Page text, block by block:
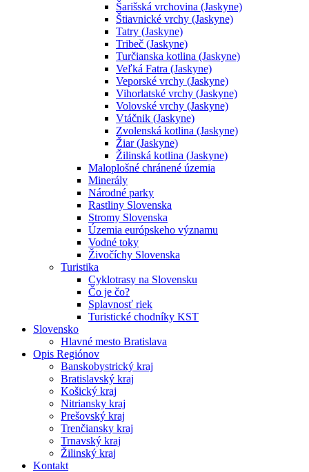
Šarišská vrchovina (Jaskyne)
Štiavnické vrchy (Jaskyne)
Tatry (Jaskyne)
Tribeč (Jaskyne)
Turčianska kotlina (Jaskyne)
Veľká Fatra (Jaskyne)
Veporské vrchy (Jaskyne)
Vihorlatské vrchy (Jaskyne)
Volovské vrchy (Jaskyne)
Vtáčnik (Jaskyne)
Zvolenská kotlina (Jaskyne)
Žiar (Jaskyne)
Žilinská kotlina (Jaskyne)
Maloplošné chránené územia
Minerály
Národné parky
Rastliny Slovenska
Stromy Slovenska
Územia európskeho významu
Vodné toky
Živočíchy Slovenska
Turistika
Cyklotrasy na Slovensku
Čo je čo?
Splavnosť riek
Turistické chodníky KST
Slovensko
Hlavné mesto Bratislava
Opis Regiónov
Banskobystrický kraj
Bratislavský kraj
Košický kraj
Nitriansky kraj
Prešovský kraj
Trenčiansky kraj
Trnavský kraj
Žilinský kraj
Kontakt